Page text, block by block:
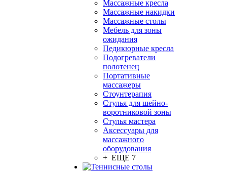
Массажные кресла
Массажные накидки
Массажные столы
Мебель для зоны
ожидания
Педикюрные кресла
Подогреватели
полотенец
Портативные
массажеры
Стоунтерапия
Стулья для шейно-
воротниковой зоны
Стулья мастера
Аксессуары для
массажного
оборудования
+ ЕЩЕ 7